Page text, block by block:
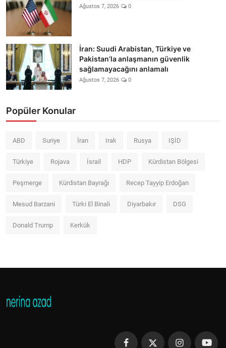
Ağustos 7, 2026 0
İran: Suudi Arabistan, Türkiye ve
Pakistan’la anlaşmanın güvenlik
sağlamayacağını anlamalı
Ağustos 7, 2026 0
Popüler Konular
ABD Suriye İran Irak Rusya IŞİD
Türkiye Rojava İsrail HDP Kürdistan Bölgesi
Peşmerge Kürdistan Bayrağı Recep Tayyip Erdoğan
Mesud Barzani Türki El Binali Diyarbakır DSG
Donald Trump Kerkük